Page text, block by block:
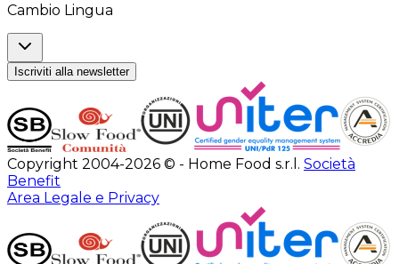
Cambio Lingua
Iscriviti alla newsletter
Copyright 2004-2026 © - Home Food s.r.l. Società
Benefit
Area Legale e Privacy